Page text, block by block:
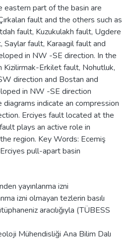
eastern part of the basin are
fault and the others such as
fault, Kuzukulakh fault, Ugdere
fault, Karaagil fault and
in NW -SE direction. In the
Erkilet fault, Nohutluk,
direction and Bostan and
in NW -SE direction
indicate an compression
Erciyes fault located at the
plays an active role in
region. Key Words: Ecemiş
pull-apart basin
yayınlanma izni
izni olmayan tezlerin basılı
aracılığıyla (TÜBESS
Mühendisliği Ana Bilim Dalı